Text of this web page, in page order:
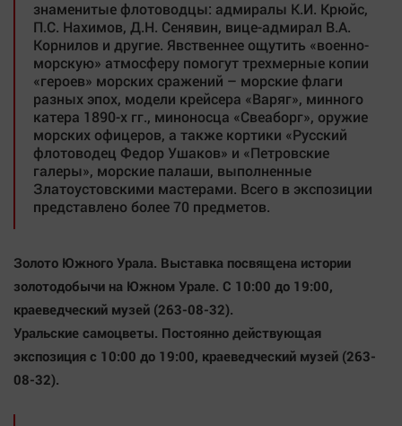
знаменитые флотоводцы: адмиралы К.И. Крюйс,
П.С. Нахимов, Д.Н. Сенявин, вице-адмирал В.А.
Корнилов и другие. Явственнее ощутить «военно-
морскую» атмосферу помогут трехмерные копии
«героев» морских сражений – морские флаги
разных эпох, модели крейсера «Варяг», минного
катера 1890-х гг., миноносца «Свеаборг», оружие
морских офицеров, а также кортики «Русский
флотоводец Федор Ушаков» и «Петровские
галеры», морские палаши, выполненные
Златоустовскими мастерами. Всего в экспозиции
представлено более 70 предметов.
Золото Южного Урала. Выставка посвящена истории
золотодобычи на Южном Урале. С 10:00 до 19:00,
краеведческий музей (263-08-32).
Уральские самоцветы. Постоянно действующая
экспозиция с 10:00 до 19:00, краеведческий музей (263-
08-32).